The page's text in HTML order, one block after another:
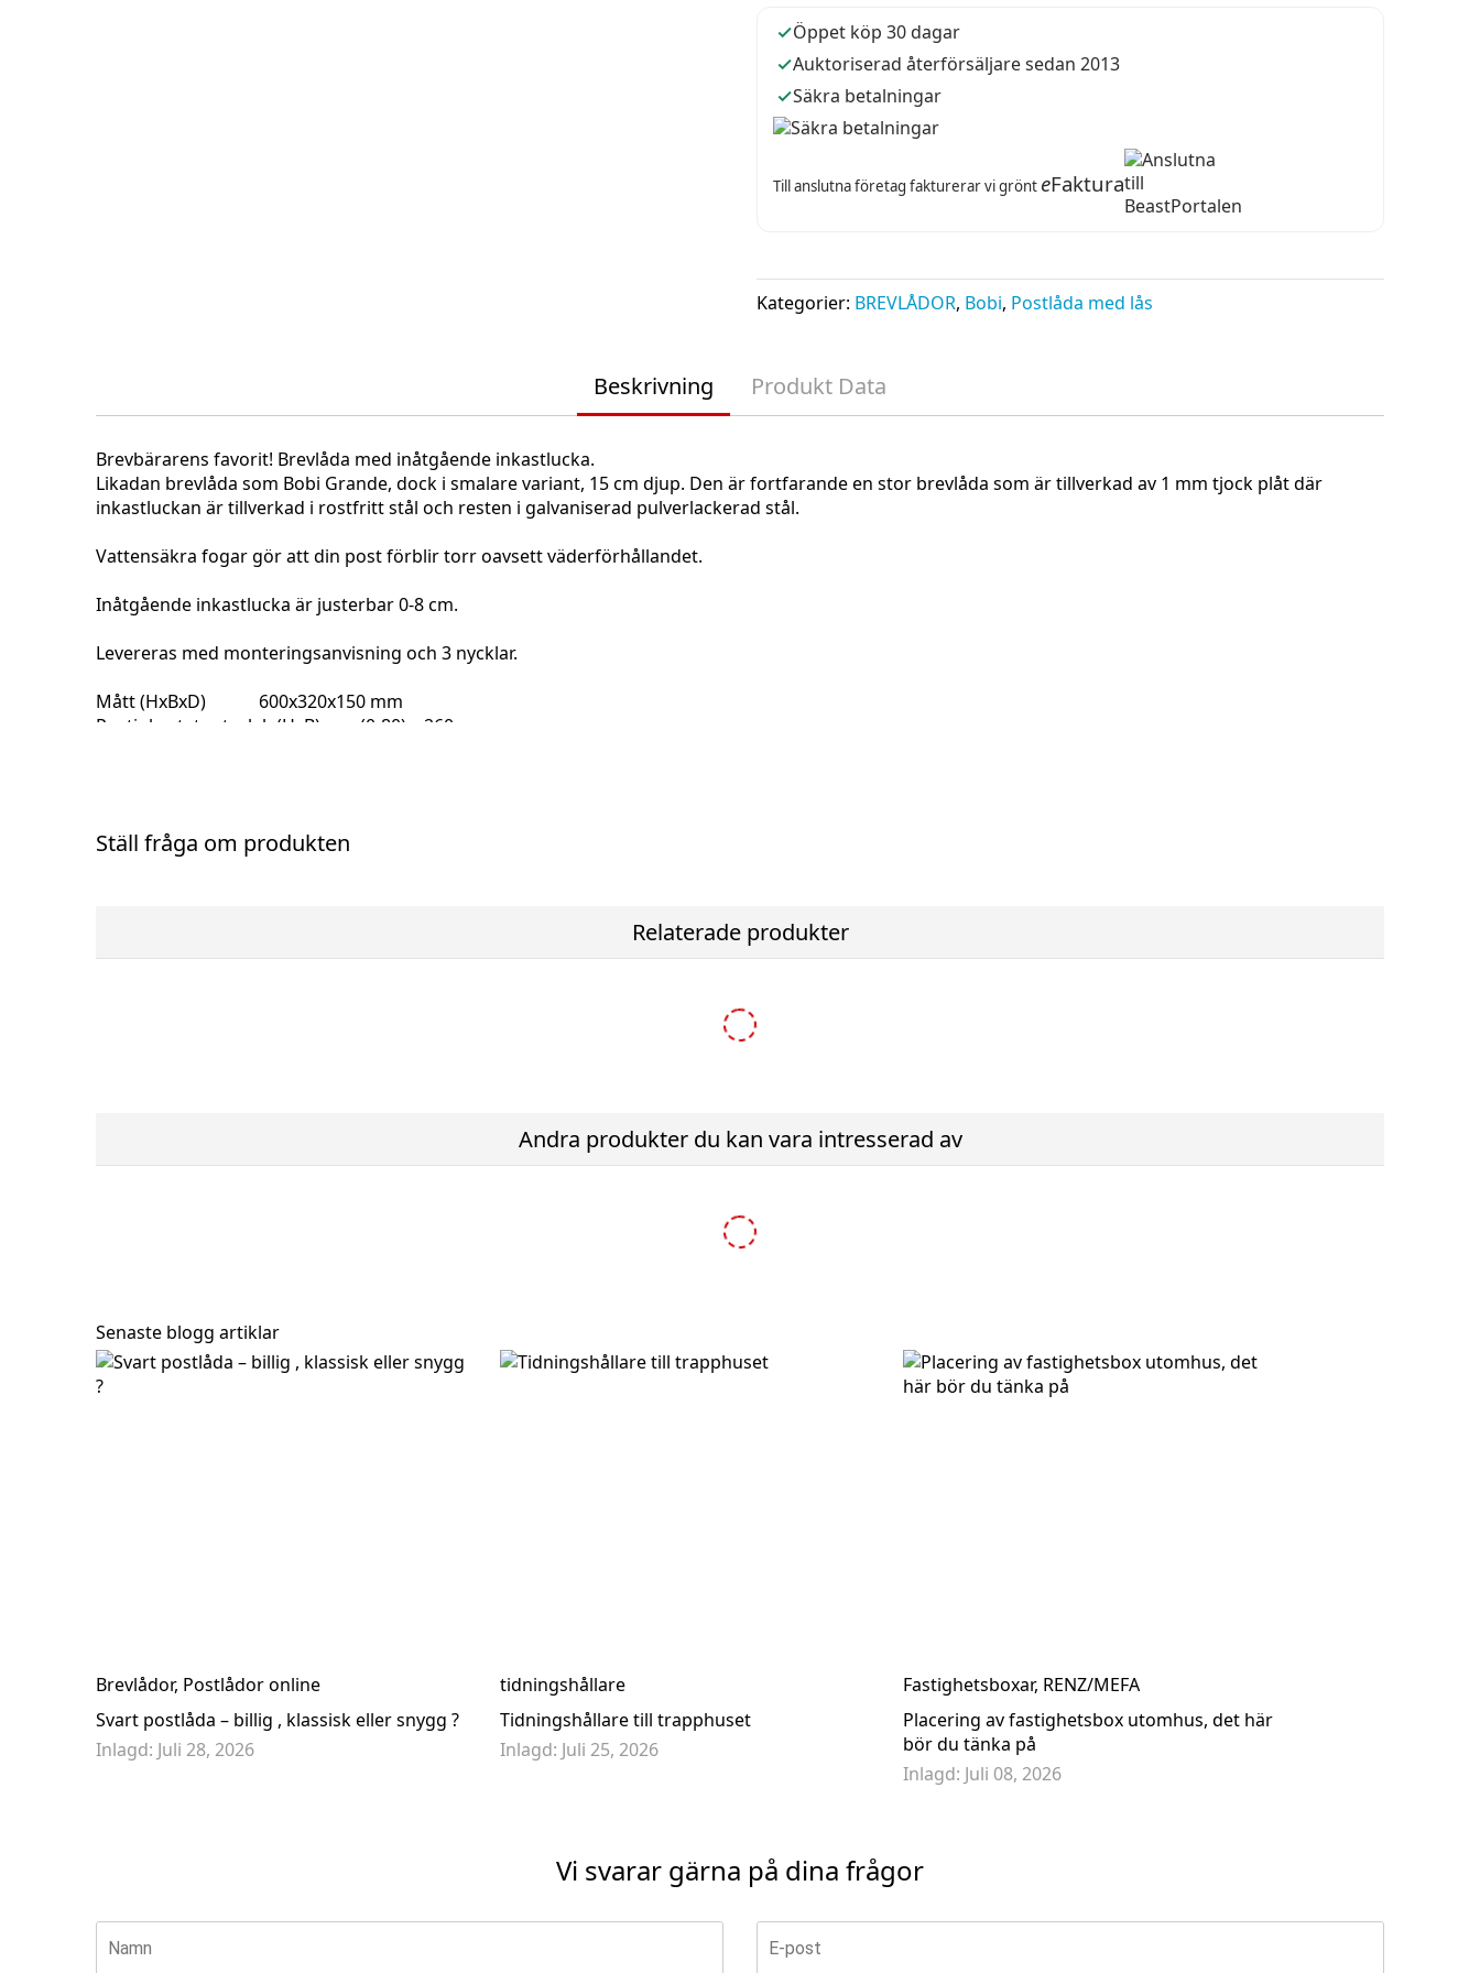
Öppet köp 30 dagar
Auktoriserad återförsäljare sedan 2013
Säkra betalningar
Till anslutna företag fakturerar vi grönt eFaktura
Kategorier: BREVLÅDOR, Bobi, Postlåda med lås
Beskrivning
Brevbärarens favorit! Brevlåda med inåtgående inkastlucka.
Likadan brevlåda som Bobi Grande, dock i smalare variant, 15 cm djup. Den är fortfarande en stor brevlåda som är tillverkad av 1 mm tjock plåt där
inkastluckan är tillverkad i rostfritt stål och resten i galvaniserad pulverlackerad stål.
Vattensäkra fogar gör att din post förblir torr oavsett väderförhållandet.
Inåtgående inkastlucka är justerbar 0-8 cm.
Levereras med monteringsanvisning och 3 nycklar.
Mått (HxBxD) 600x320x150 mm
Postinkastets storlek (HxB) (0-80) x 260 mm
Produkt Data
Ställ fråga om produkten
Relaterade produkter
895,50 kr 995,00 kr 1 895,00 kr 3 295,00 kr
Andra produkter du kan vara intresserad av
Senaste blogg artiklar
Brevlådor, Postlådor online
Svart postlåda – billig , klassisk eller snygg ?
Inlagd: Juli 28, 2026
tidningshållare
Tidningshållare till trapphuset
Inlagd: Juli 25, 2026
Fastighetsboxar, RENZ/MEFA
Placering av fastighetsbox utomhus, det här
bör du tänka på
Inlagd: Juli 08, 2026
Vi svarar gärna på dina frågor